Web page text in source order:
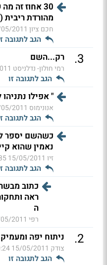
30 אחוז זה
מהורדת ריבית
חכם ציון 2011 22:28
הגב לתגובה
3
. רק...השם
רמי חולון- נדלניסט
הגב לתגובה זו
" אפילו נתניהו לא "
אנונימוס 2011 08:50
הגב לתגובה
כשהשם יספר
נאמין שהוא
זיו 15/05/2011 14:35
הגב לתגובה
כתוב
ראה
ה
רפי 2011 22:36
2
. ניתוח יפה ומעמיק
צודק 15/05/2011 10:24
הגב לתגובה זו